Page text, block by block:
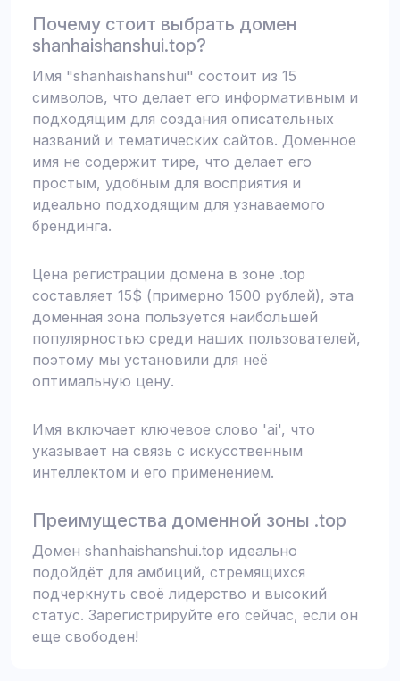
Почему стоит выбрать домен
shanhaishanshui.top?
Имя "shanhaishanshui" состоит из 15
символов, что делает его информативным и
подходящим для создания описательных
названий и тематических сайтов. Доменное
имя не содержит тире, что делает его
простым, удобным для восприятия и
идеально подходящим для узнаваемого
брендинга.
Цена регистрации домена в зоне .top
составляет 15$ (примерно 1500 рублей), эта
доменная зона пользуется наибольшей
популярностью среди наших пользователей,
поэтому мы установили для неё
оптимальную цену.
Имя включает ключевое слово 'ai', что
указывает на связь с искусственным
интеллектом и его применением.
Преимущества доменной зоны .top
Домен shanhaishanshui.top идеально
подойдёт для амбиций, стремящихся
подчеркнуть своё лидерство и высокий
статус. Зарегистрируйте его сейчас, если он
еще свободен!